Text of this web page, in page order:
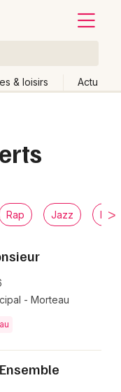
& loisirs Actu
Rap Jazz
- Morteau
Autre